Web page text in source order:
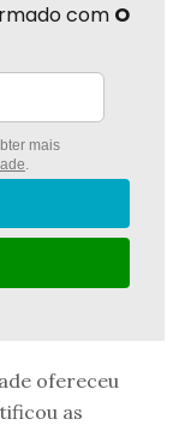
com O
mais
.
ofereceu
as